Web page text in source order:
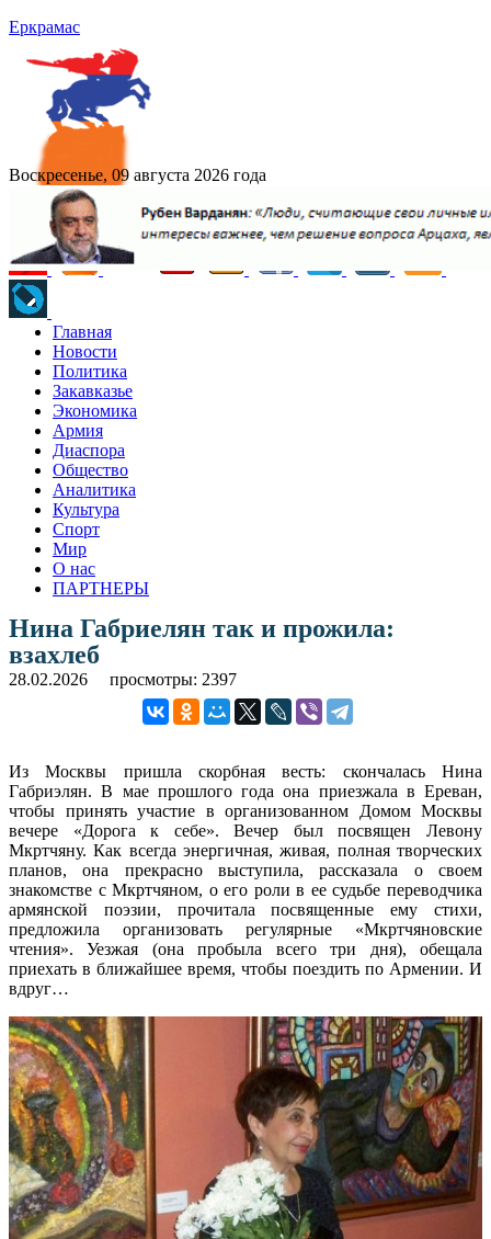
Еркрамас
Воскресенье, 09 августа 2026 года
Главная
Новости
Политика
Закавказье
Экономика
Армия
Диаспора
Общество
Аналитика
Культура
Спорт
Мир
О нас
ПАРТНЕРЫ
Нина Габриелян так и прожила:
взахлеб
28.02.2026 просмотры: 2397
Из Москвы пришла скорбная весть: скончалась Нина
Габриэлян. В мае прошлого года она приезжала в Ереван,
чтобы принять участие в организованном Домом Москвы
вечере «Дорога к себе». Вечер был посвящен Левону
Мкртчяну. Как всегда энергичная, живая, полная творческих
планов, она прекрасно выступила, рассказала о своем
знакомстве с Мкртчяном, о его роли в ее судьбе переводчика
армянской поэзии, прочитала посвященные ему стихи,
предложила организовать регулярные «Мкртчяновские
чтения». Уезжая (она пробыла всего три дня), обещала
приехать в ближайшее время, чтобы поездить по Армении. И
вдруг…